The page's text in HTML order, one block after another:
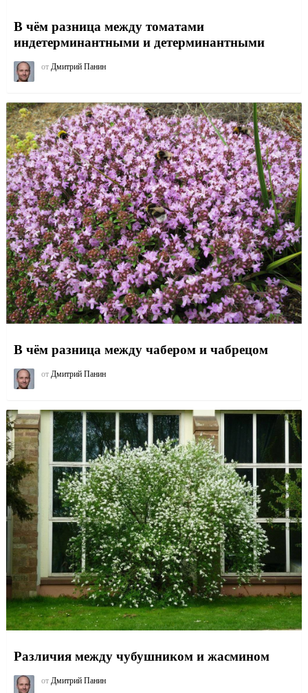
В чём разница между томатами
индетерминантными и детерминантными
от Дмитрий Панин
В чём разница между чабером и чабрецом
от Дмитрий Панин
Различия между чубушником и жасмином
от Дмитрий Панин